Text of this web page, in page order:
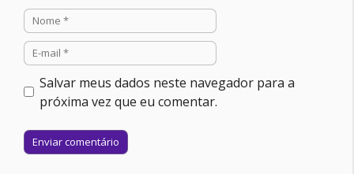
Nome
E-
mail
Salvar meus dados neste navegador para a
próxima vez que eu comentar.
Site